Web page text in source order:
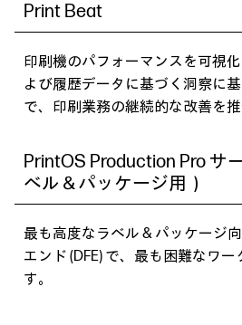
Print Beat
印刷機のパフォーマンスを可視
よび履歴データに基づく洞察に
で、印刷業務の継続的な改善を推
PrintOS Production Pro サ
ベル＆パッケージ用）
最も高度なラベル & パッケージ
エンド (DFE) で、最も困難なワ
す。